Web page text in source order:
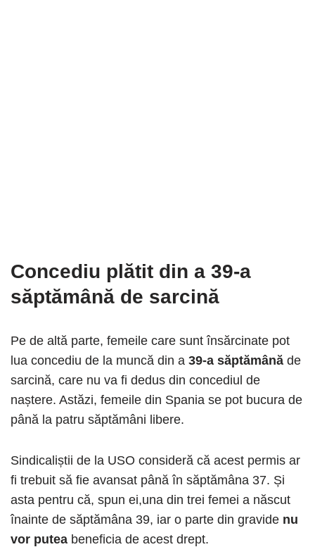
Concediu plătit din a 39-a
săptămână de sarcină
Pe de altă parte, femeile care sunt însărcinate pot
lua concediu de la muncă din a 39-a săptămână de
sarcină, care nu va fi dedus din concediul de
naștere. Astăzi, femeile din Spania se pot bucura de
până la patru săptămâni libere.
Sindicaliștii de la USO consideră că acest permis ar
fi trebuit să fie avansat până în săptămâna 37. Și
asta pentru că, spun ei,una din trei femei a născut
înainte de săptămâna 39, iar o parte din gravide nu
vor putea beneficia de acest drept.